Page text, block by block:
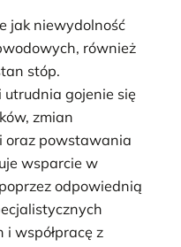
jak niewydolność
również
stóp.
utrudnia gojenie się
zmian
oraz powstawania
wsparcie w
odpowiednią
współpracę z